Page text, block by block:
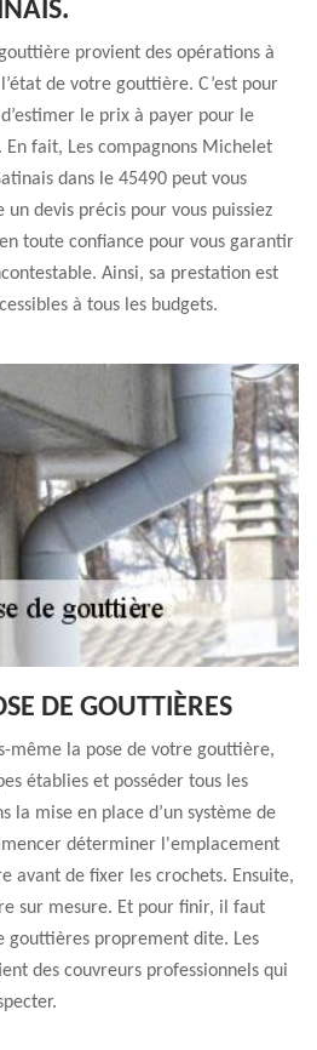
provient des opérations à
de votre gouttière. C’est pour
le prix à payer pour le
En fait, Les compagnons Michelet
dans le 45490 peut vous
devis précis pour vous puissiez
toute confiance pour vous garantir
Ainsi, sa prestation est
à tous les budgets.
DE GOUTTIÈRES
même la pose de votre gouttière,
établies et posséder tous les
la mise en place d’un système de
déterminer l'emplacement
avant de fixer les crochets. Ensuite,
sur mesure. Et pour finir, il faut
gouttières proprement dite. Les
des couvreurs professionnels qui